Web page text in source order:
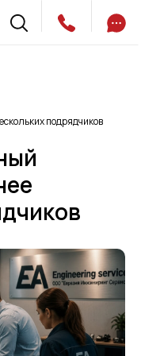
подрядчиков